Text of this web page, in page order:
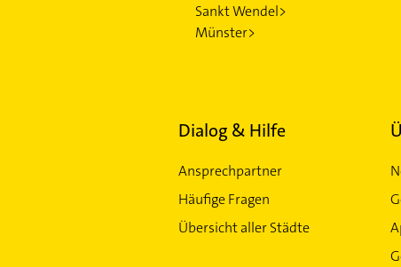
Sankt Wendel>
Münster>
Dialog & Hilfe
Ansprechpartner
Häufige Fragen
Übersicht aller Städte